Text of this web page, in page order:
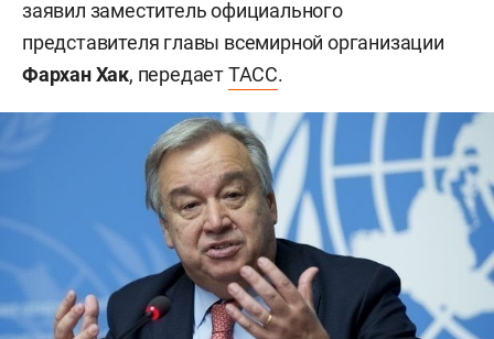
заявил заместитель официального
представителя главы всемирной организации
Фархан Хак, передаетТАСС.